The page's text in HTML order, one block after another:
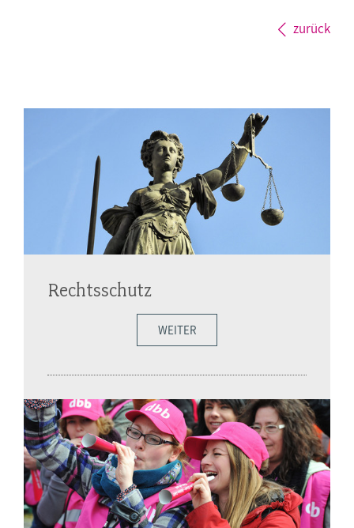
zurück
Rechtsschutz
WEITER